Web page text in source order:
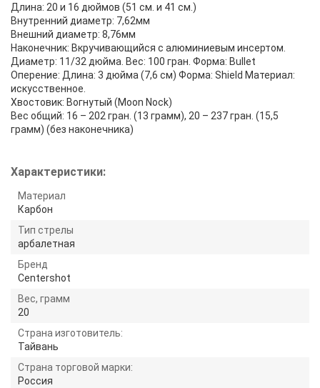
Длина: 20 и 16 дюймов (51 см. и 41 см.)
Внутренний диаметр: 7,62мм
Внешний диаметр: 8,76мм
Наконечник: Вкручивающийся с алюминиевым инсертом.
Диаметр: 11/32 дюйма. Вес: 100 гран. Форма: Bullet
Оперение: Длина: 3 дюйма (7,6 см) Форма: Shield Материал:
искусственное.
Хвостовик: Вогнутый (Moon Nock)
Вес общий: 16 – 202 гран. (13 грамм), 20 – 237 гран. (15,5
грамм) (без наконечника)
Характеристики:
Материал
Карбон
Тип стрелы
арбалетная
Бренд
Centershot
Вес, грамм
20
Страна изготовитель:
Тайвань
Страна торговой марки:
Россия